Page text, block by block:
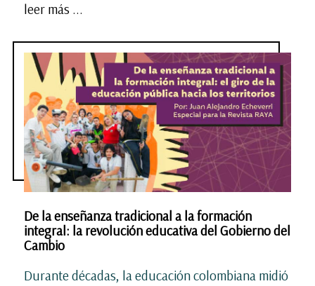
leer más ...
De la enseñanza tradicional a la formación
integral: la revolución educativa del Gobierno del
Cambio
Durante décadas, la educación colombiana midió